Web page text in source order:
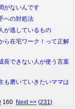
がないんです
への対処法
が逃しているもの
ら在宅ワーク！って正解
長できない人が使う言葉
も磨いていきたいママは
160 Next >> {231}